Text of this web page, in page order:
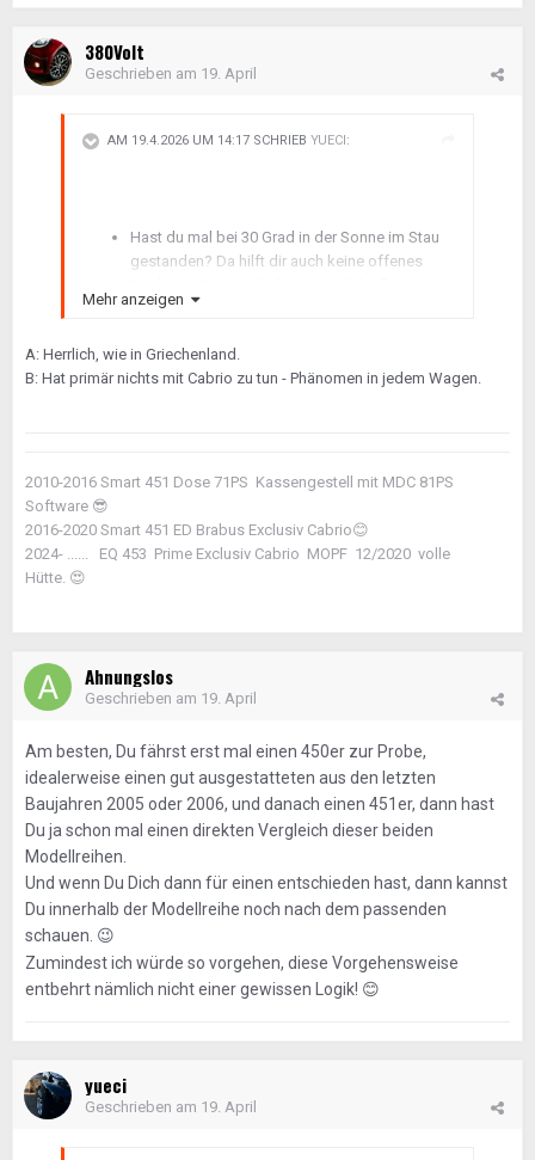
380Volt
Geschrieben am 19. April
AM 19.4.2026 UM 14:17 SCHRIEB YUECI :
Hast du mal bei 30 Grad in der Sonne im Stau
gestanden? Da hilft dir auch keine offenes
Oder wenn es an einem schwülen Tag plötzlich
Scheiben müssen zu sonst gibt es eine
Dusche im Auto und Lüftung reicht lange nicht.
Mehr anzeigen
A: Herrlich, wie in Griechenland.
B: Hat primär nichts mit Cabrio zu tun - Phänomen in jedem Wagen.
2010-2016 Smart 451 Dose 71PS Kassengestell mit MDC 81PS
Software 😎
2016-2020 Smart 451 ED Brabus Exclusiv Cabrio😊
2024- ...... EQ 453 Prime Exclusiv Cabrio MOPF 12/2020 volle
Hütte. 😍
Ahnungslos
Geschrieben am 19. April
Am besten, Du fährst erst mal einen 450er zur Probe,
idealerweise einen gut ausgestatteten aus den letzten
Baujahren 2005 oder 2006, und danach einen 451er, dann hast
Du ja schon mal einen direkten Vergleich dieser beiden
Modellreihen.
Und wenn Du Dich dann für einen entschieden hast, dann kannst
Du innerhalb der Modellreihe noch nach dem passenden
schauen. 😉
Zumindest ich würde so vorgehen, diese Vorgehensweise
entbehrt nämlich nicht einer gewissen Logik! 😊
yueci
Geschrieben am 19. April